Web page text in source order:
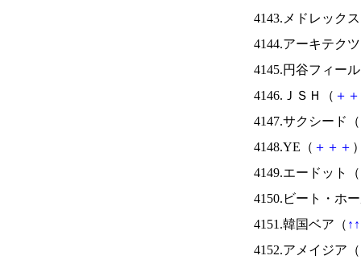
4143.メドレック
4144.アーキテク
4145.円谷フィー
4146.ＪＳＨ（ ＋ ＋
4147.サクシード（
4148.YE（ ＋ ＋ ＋
4149.エードット（
4150.ビート・ホ
4151.韓国ベア（ ↑ ↑
4152.アメイジア（